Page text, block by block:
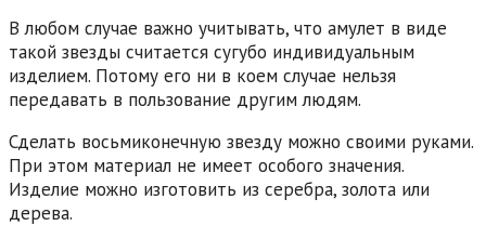
В любом случае важно учитывать, что амулет в виде
такой звезды считается сугубо индивидуальным
изделием. Потому его ни в коем случае нельзя
передавать в пользование другим людям.
Сделать восьмиконечную звезду можно своими руками.
При этом материал не имеет особого значения.
Изделие можно изготовить из серебра, золота или
дерева.